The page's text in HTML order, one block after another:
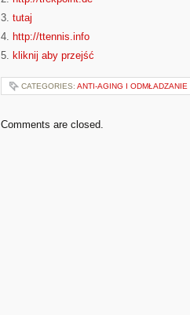
3. tutaj
4. http://ttennis.info
5. kliknij aby przejść
CATEGORIES: ANTI-AGING I ODMŁADZANIE
Comments are closed.